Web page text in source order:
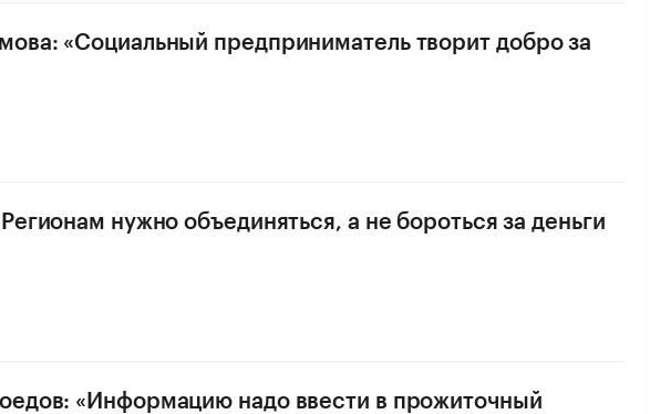
«Социальный предприниматель творит добро за
нужно объединяться, а не бороться за деньги
«Информацию надо ввести в прожиточный